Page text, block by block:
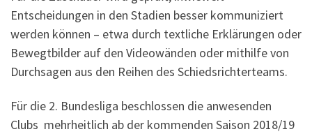
Entscheidungen in den Stadien besser kommuniziert
werden können – etwa durch textliche Erklärungen oder
Bewegtbilder auf den Videowänden oder mithilfe von
Durchsagen aus den Reihen des Schiedsrichterteams.
Für die 2. Bundesliga beschlossen die anwesenden
Clubs mehrheitlich ab der kommenden Saison 2018/19